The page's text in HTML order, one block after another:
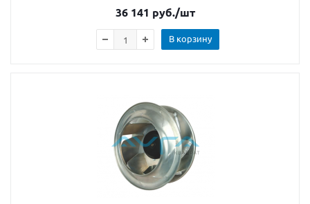
36 141 руб./шт
В корзину